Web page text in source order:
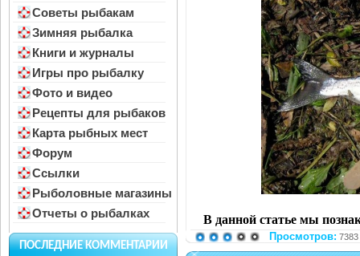
Советы рыбакам
Зимняя рыбалка
Книги и журналы
Игры про рыбалку
Фото и видео
Рецепты для рыбаков
Карта рыбных мест
Форум
Ссылки
Рыболовные магазины
Отчеты о рыбалках
ПОСЛЕДНИЕ КОММЕНТАРИИ
В данной статье мы
Просмотров: